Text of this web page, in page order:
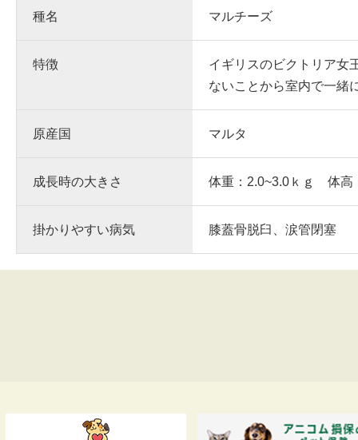
種名 マルチーズ
特徴
イギリスのビクトリア女
ないことから室内で一緒
原産国 マルタ
成長時の大きさ 体重：2.0~3.0ｋｇ 体高
掛かりやすい病気 膝蓋骨脱臼、涙管閉塞